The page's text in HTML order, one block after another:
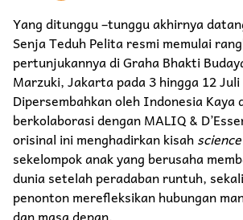
Yang ditunggu –tunggu akhirnya
Senja Teduh Pelita resmi memulai
pertunjukannya di Graha Bhakti
Marzuki, Jakarta pada 3 hingga 12 Juli
Dipersembahkan oleh Indonesia Kaya
berkolaborasi dengan MALIQ &
orisinal ini menghadirkan kisah
sekelompok anak yang berusaha
dunia setelah peradaban runtuh,
penonton merefleksikan hubungan